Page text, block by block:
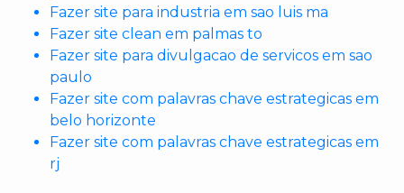
Fazer site para industria em sao luis ma
Fazer site clean em palmas to
Fazer site para divulgacao de servicos em sao
paulo
Fazer site com palavras chave estrategicas em
belo horizonte
Fazer site com palavras chave estrategicas em
rj